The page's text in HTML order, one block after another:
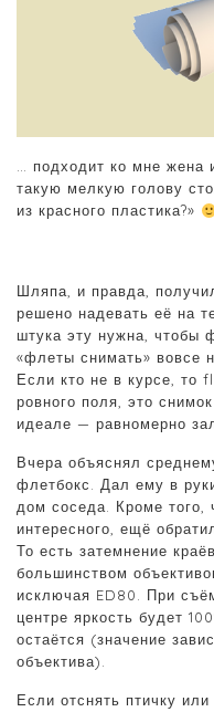
… подходит ко мне жена
такую мелкую голову
из красного пластика?»
Шляпа, и правда,
решено надевать её на
штука эту нужна, чтобы
«флеты снимать» вовсе
Если кто не в курсе,
ровного поля, это
идеале — равномерно
Вчера объяснял
флетбокс. Дал ему в
дом соседа. Кроме
интересного, ещё
То есть затемнение
большинством
исключая ED80. При
центре яркость будет
остаётся (значение
объектива).
Если отснять птичку